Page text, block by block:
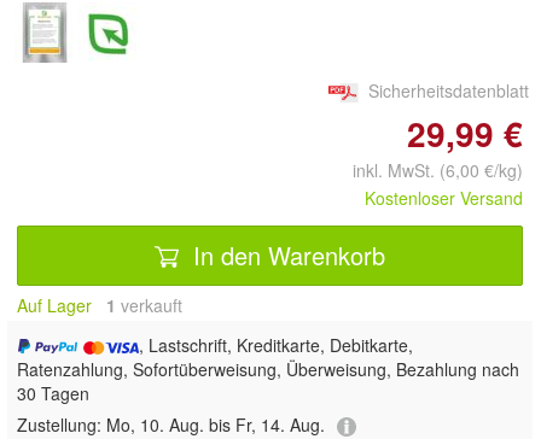
Sicherheitsdatenblatt
29,99 €
inkl. MwSt. (6,00 €/kg)
Kostenloser Versand
In den Warenkorb
Auf Lager 1 verkauft
, Lastschrift, Kreditkarte, Debitkarte,
Ratenzahlung, Sofortüberweisung, Überweisung, Bezahlung nach
30 Tagen
Zustellung: Mo, 10. Aug. bis Fr, 14. Aug.